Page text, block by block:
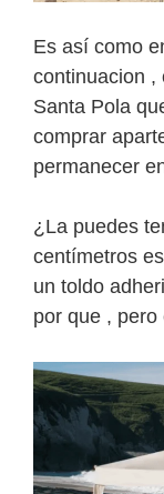
Es así como
continuacion ,
Santa Pola
comprar
permanecer
¿La puedes
centímetros
un toldo
por que , pero